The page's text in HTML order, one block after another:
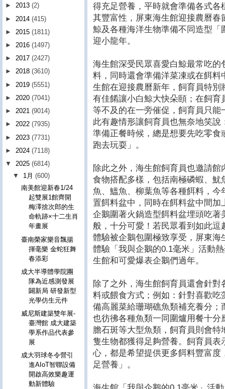
得充足營養，平時就會準備各式
其豐富性，屏東海生館迎接農曆
鯨及各種海洋生物準備不同造型
迎小龍年。
海生館深受民眾喜愛白鯨最常吃
料，同時還會準備洋菜凍或在餌
生館在迎接農曆新年，飼育員特
有佳餚讓小白鯨大快朵頤；在飼
等不及的在一旁催促，飼育員只
此有趣情形讓飼育員也無奈地笑
準備正餐時候，總是想要先吃零
跑去玩耍」。
除此之外，海生館飼育員也邀請
食物搭配多樣，包括南極磷蝦、
魚、鰮魚、柳葉魚等各種餌料，
置餌料盆中，同時在餌料盆中間
企鵝圍著火鍋造型餌料盆埋頭吃
般，十分可愛！若民眾看到如此
體驗被企鵝包圍極致享受，屏東
體驗「我與企鵝的0.1毫米」活動
生館和可愛爆表企鵝們過年。
除了之外，海生館飼育員還會針
料或餵食方式；例如：針對喜歡
備高麗菜給珊瑚礁魚類補充養分
也彷彿各種魚類一同圍爐用餐十
膽石斑等大型魚類，飼育員則會
隻生物都獲得足夠營養。飼育員
心，都是希望提供更多餌料豐富
足營養」。
► 2013 (2)
► 2014 (415)
► 2015 (1811)
► 2016 (1497)
► 2017 (2427)
► 2018 (3610)
► 2019 (5551)
► 2020 (7041)
► 2021 (9014)
► 2022 (7935)
► 2023 (7731)
► 2024 (7118)
▼ 2025 (6814)
▼ 1月(600)
南美館迎新春1/24
起雙展1館齊開
梅澤捨次郎的生
命軌跡×十二生肖
年畫展
臺南榮家樂音飄揚
揮毫樂 金蛇狂舞
春添彩
成大半導體學院團
隊為近感測發展
闢新局 研發新型
光學仿生元件
威尼斯建築雙年展-
臺灣館 成大建築
學系作品代表參
展
成大羽球冬令營引
進AIoT智聯設備
開啟高效樂趣運
動新體驗